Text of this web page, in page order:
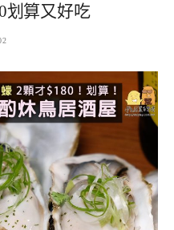
划算又好吃